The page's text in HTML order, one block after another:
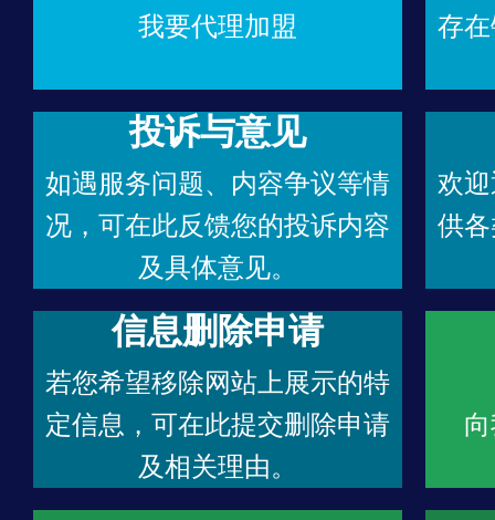
我要代理加盟
存
投诉与意见
如遇服务问题、内容争议等情
况，可在此反馈您的投诉内容
及具体意见。
欢
供
信息删除申请
若您希望移除网站上展示的特
定信息，可在此提交删除申请
及相关理由。